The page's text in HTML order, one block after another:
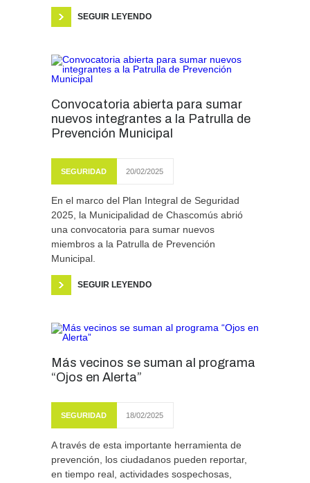
SEGUIR LEYENDO
Convocatoria abierta para sumar
nuevos integrantes a la Patrulla de
Prevención Municipal
SEGURIDAD 20/02/2025
En el marco del Plan Integral de Seguridad
2025, la Municipalidad de Chascomús abrió
una convocatoria para sumar nuevos
miembros a la Patrulla de Prevención
Municipal.
SEGUIR LEYENDO
Más vecinos se suman al programa
“Ojos en Alerta”
SEGURIDAD 18/02/2025
A través de esta importante herramienta de
prevención, los ciudadanos pueden reportar,
en tiempo real, actividades sospechosas,